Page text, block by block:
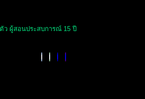
ผู้สอนประสบการณ์ 15 ปี